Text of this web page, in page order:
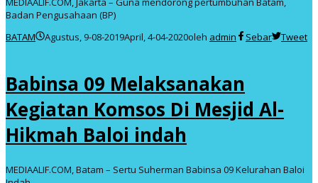
Badan Pengusahaan (BP)
BATAM
Agustus, 9-08-2019April, 4-04-2020oleh admin Sebar Tweet
Babinsa 09 Melaksanakan
Kegiatan Komsos Di Mesjid Al-
Hikmah Baloi indah
MEDIAALIF.COM, Batam – Sertu Suherman Babinsa 09 Kelurahan Baloi